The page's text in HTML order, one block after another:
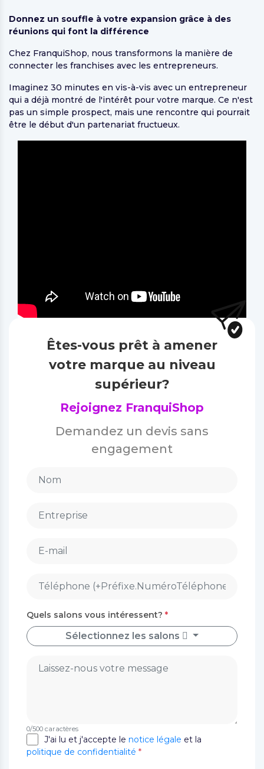
Donnez un souffle à votre expansion grâce à des
réunions qui font la différence
Chez FranquiShop, nous transformons la manière de
connecter les franchises avec les entrepreneurs.
Imaginez 30 minutes en vis-à-vis avec un entrepreneur
qui a déjà montré de l'intérêt pour votre marque. Ce n'est
pas un simple prospect, mais une rencontre qui pourrait
être le début d'un partenariat fructueux.
Êtes-vous prêt à amener
votre marque au niveau
supérieur?
Rejoignez FranquiShop
Demandez un devis sans
engagement
Quels salons vous intéressent? *
Sélectionnez les salons
0/500 caractères
J'ai lu et j'accepte le notice légale et la
politique de confidentialité *